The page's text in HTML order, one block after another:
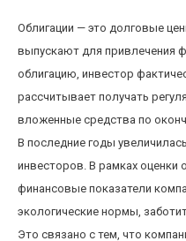
Облигации — это долговые
выпускают для привлечения
облигацию, инвестор
рассчитывает получать
вложенные средства по
В последние годы
инвесторов. В рамках оценки
финансовые показатели
экологические нормы,
Это связано с тем, что